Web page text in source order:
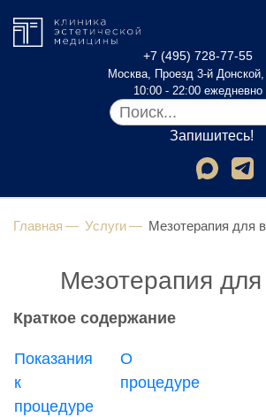
+7 (495) 728-77-55
Москва, Проезд 3-й
10:00 - 22:00 ежедневно
Запишитесь!
Главная Услуги Мезотерапия для
Мезотерапия
Краткое содержание
Показания
к
процедуре
О
процедуре